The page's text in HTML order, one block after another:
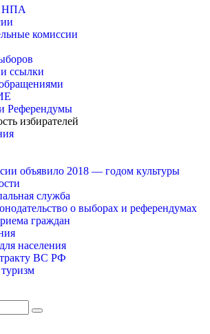
НПА
комиссии
ссылки
Референдумы
избирателей
объявило 2018 — годом культуры
служба
о выборах и референдумах
граждан
населения
ВС РФ